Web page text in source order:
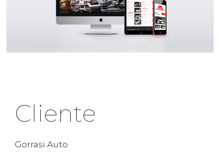
Cliente
Gorrasi Auto